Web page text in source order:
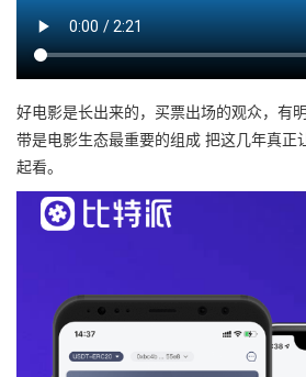
好电影是长出来的，买票出场的观众，有
带是电影生态最重要的组成 把这几年真正
起看。